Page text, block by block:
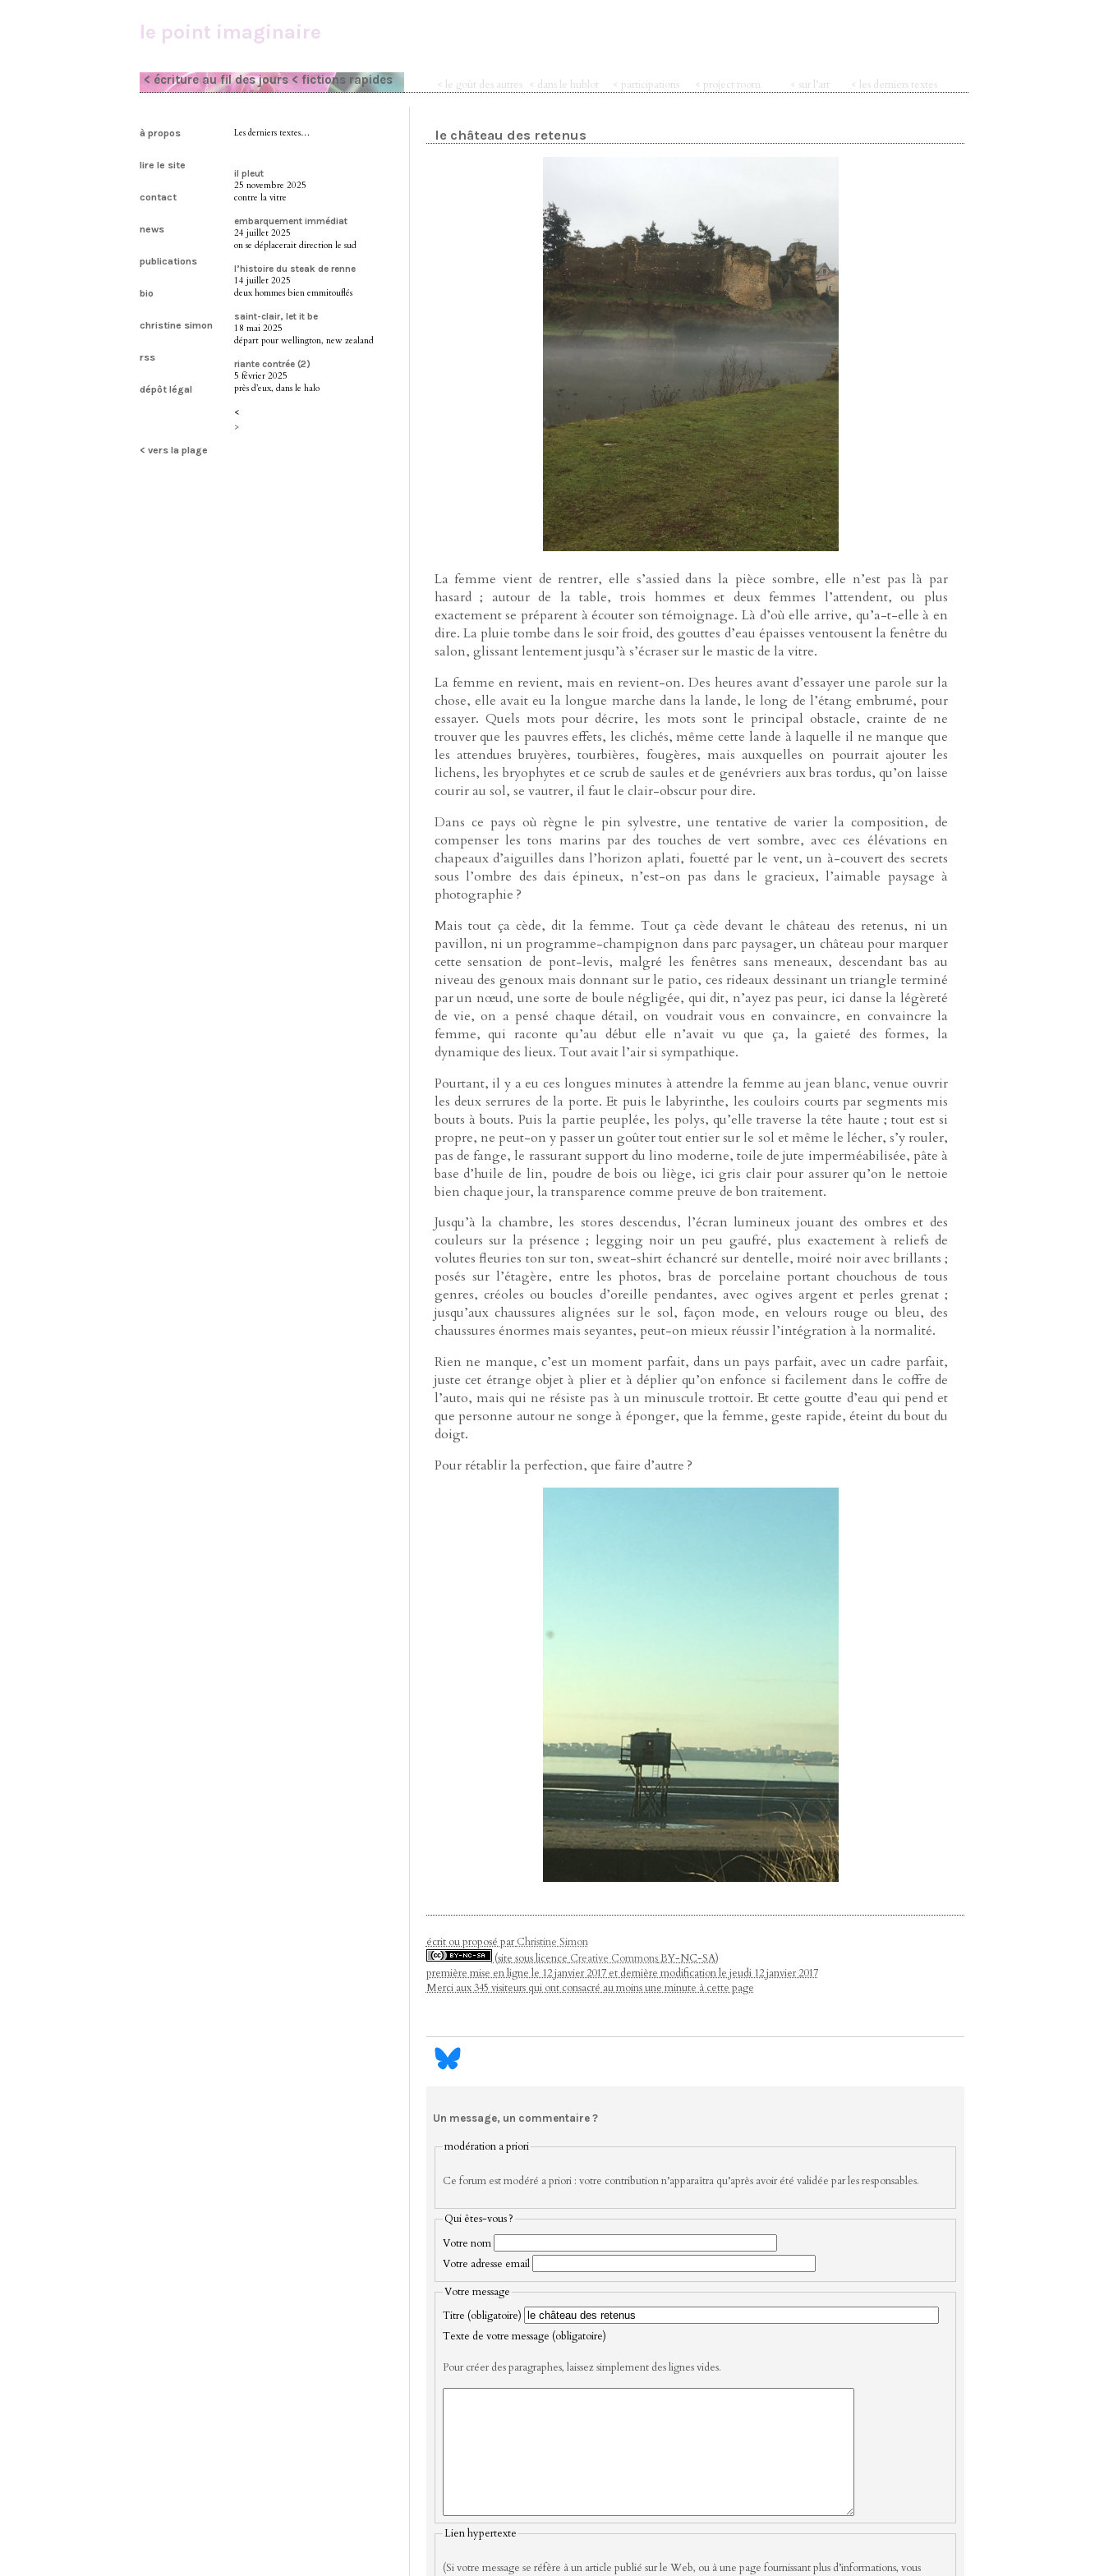
le point imaginaire
< écriture au fil des jours < fictions rapides < le goût des autres < dans le hublot < participations < project room < sur l’art < les derniers textes
à propos
lire le site
contact
news
publications
bio
christine simon
rss
dépôt légal
< vers la plage
Les derniers textes…
il pleut
25 novembre 2025
contre la vitre
embarquement immédiat
24 juillet 2025
on se déplacerait direction le sud
l’histoire du steak de renne
14 juillet 2025
deux hommes bien emmitouflés
saint-clair, let it be
18 mai 2025
départ pour wellington, new zealand
riante contrée (2)
5 février 2025
près d’eux, dans le halo
<
>
le château des retenus
La femme vient de rentrer, elle s’assied dans la pièce sombre, elle n’est pas là par
hasard ; autour de la table, trois hommes et deux femmes l’attendent, ou plus
exactement se préparent à écouter son témoignage. Là d’où elle arrive, qu’a-t-elle à en
dire. La pluie tombe dans le soir froid, des gouttes d’eau épaisses ventousent la fenêtre du
salon, glissant lentement jusqu’à s’écraser sur le mastic de la vitre.
La femme en revient, mais en revient-on. Des heures avant d’essayer une parole sur la
chose, elle avait eu la longue marche dans la lande, le long de l’étang embrumé, pour
essayer. Quels mots pour décrire, les mots sont le principal obstacle, crainte de ne
trouver que les pauvres effets, les clichés, même cette lande à laquelle il ne manque que
les attendues bruyères, tourbières, fougères, mais auxquelles on pourrait ajouter les
lichens, les bryophytes et ce scrub de saules et de genévriers aux bras tordus, qu’on laisse
courir au sol, se vautrer, il faut le clair-obscur pour dire.
Dans ce pays où règne le pin sylvestre, une tentative de varier la composition, de
compenser les tons marins par des touches de vert sombre, avec ces élévations en
chapeaux d’aiguilles dans l’horizon aplati, fouetté par le vent, un à-couvert des secrets
sous l’ombre des dais épineux, n’est-on pas dans le gracieux, l’aimable paysage à
photographie ?
Mais tout ça cède, dit la femme. Tout ça cède devant le château des retenus, ni un
pavillon, ni un programme-champignon dans parc paysager, un château pour marquer
cette sensation de pont-levis, malgré les fenêtres sans meneaux, descendant bas au
niveau des genoux mais donnant sur le patio, ces rideaux dessinant un triangle terminé
par un nœud, une sorte de boule négligée, qui dit, n’ayez pas peur, ici danse la légèreté
de vie, on a pensé chaque détail, on voudrait vous en convaincre, en convaincre la
femme, qui raconte qu’au début elle n’avait vu que ça, la gaieté des formes, la
dynamique des lieux. Tout avait l’air si sympathique.
Pourtant, il y a eu ces longues minutes à attendre la femme au jean blanc, venue ouvrir
les deux serrures de la porte. Et puis le labyrinthe, les couloirs courts par segments mis
bouts à bouts. Puis la partie peuplée, les polys, qu’elle traverse la tête haute ; tout est si
propre, ne peut-on y passer un goûter tout entier sur le sol et même le lécher, s’y rouler,
pas de fange, le rassurant support du lino moderne, toile de jute imperméabilisée, pâte à
base d’huile de lin, poudre de bois ou liège, ici gris clair pour assurer qu’on le nettoie
bien chaque jour, la transparence comme preuve de bon traitement.
Jusqu’à la chambre, les stores descendus, l’écran lumineux jouant des ombres et des
couleurs sur la présence ; legging noir un peu gaufré, plus exactement à reliefs de
volutes fleuries ton sur ton, sweat-shirt échancré sur dentelle, moiré noir avec brillants ;
posés sur l’étagère, entre les photos, bras de porcelaine portant chouchous de tous
genres, créoles ou boucles d’oreille pendantes, avec ogives argent et perles grenat ;
jusqu’aux chaussures alignées sur le sol, façon mode, en velours rouge ou bleu, des
chaussures énormes mais seyantes, peut-on mieux réussir l’intégration à la normalité.
Rien ne manque, c’est un moment parfait, dans un pays parfait, avec un cadre parfait,
juste cet étrange objet à plier et à déplier qu’on enfonce si facilement dans le coffre de
l’auto, mais qui ne résiste pas à un minuscule trottoir. Et cette goutte d’eau qui pend et
que personne autour ne songe à éponger, que la femme, geste rapide, éteint du bout du
doigt.
Pour rétablir la perfection, que faire d’autre ?
écrit ou proposé parChristine Simon
(site sous licence Creative CommonsBY-NC-SA)
première mise en ligne le 12 janvier 2017 et dernière modification le jeudi 12 janvier 2017
Merci aux 345 visiteurs qui ont consacré au moins une minute à cette page
Un message, un commentaire ?
modération a priori
Ce forum est modéré a priori : votre contribution n’apparaîtra qu’après avoir été validée par les responsables.
Qui êtes-vous ?
Votre nom
Votre adresse email
Votre message
Titre (obligatoire)
Texte de votre message (obligatoire)
Pour créer des paragraphes, laissez simplement des lignes vides.
Lien hypertexte
(Si votre message se réfère à un article publié sur le Web, ou à une page fournissant plus d’informations, vous